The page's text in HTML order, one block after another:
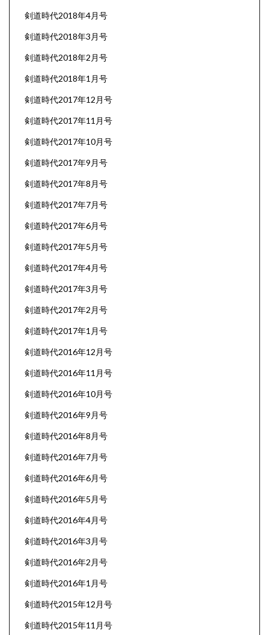
剣道時代2018年4月号
剣道時代2018年3月号
剣道時代2018年2月号
剣道時代2018年1月号
剣道時代2017年12月号
剣道時代2017年11月号
剣道時代2017年10月号
剣道時代2017年9月号
剣道時代2017年8月号
剣道時代2017年7月号
剣道時代2017年6月号
剣道時代2017年5月号
剣道時代2017年4月号
剣道時代2017年3月号
剣道時代2017年2月号
剣道時代2017年1月号
剣道時代2016年12月号
剣道時代2016年11月号
剣道時代2016年10月号
剣道時代2016年9月号
剣道時代2016年8月号
剣道時代2016年7月号
剣道時代2016年6月号
剣道時代2016年5月号
剣道時代2016年4月号
剣道時代2016年3月号
剣道時代2016年2月号
剣道時代2016年1月号
剣道時代2015年12月号
剣道時代2015年11月号